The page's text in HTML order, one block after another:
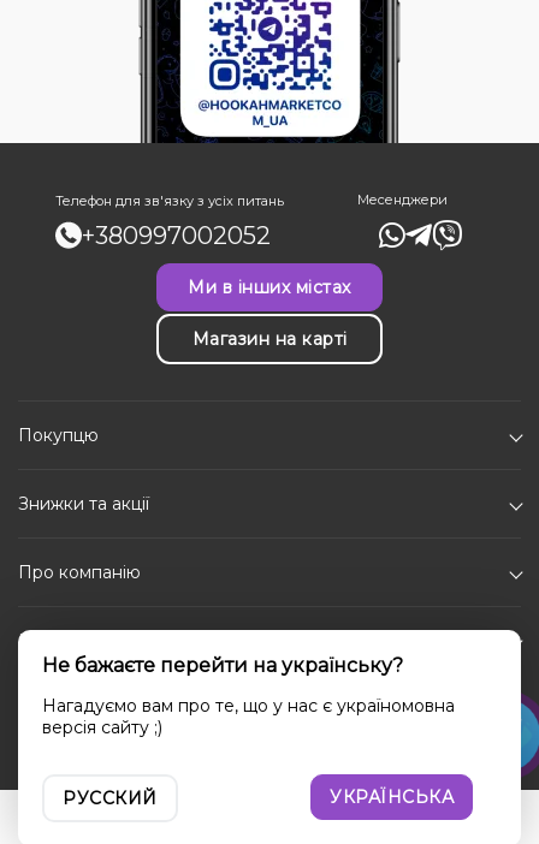
Телефон для зв'язку з усіх питань
+380997002052
Месенджери
Ми в інших містах
Магазин на карті
Покупцю
Знижки та акції
Про компанію
Каталог
Соціальні мережі
Не бажаєте перейти на українську?
Нагадуємо вам про те, що у нас є україномовна
версія сайту ;)
РУССКИЙ УКРАЇНСЬКА